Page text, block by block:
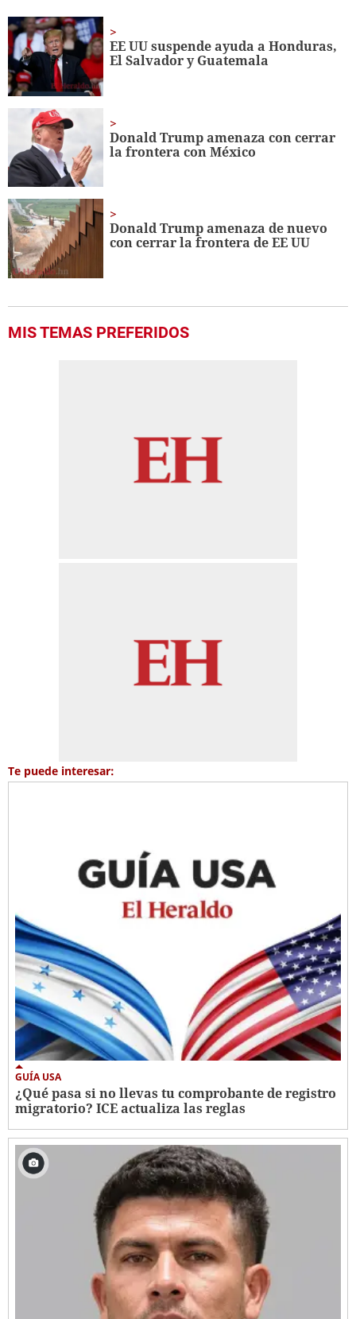
45
seconds
EE UU suspende ayuda a Honduras,
El Salvador y Guatemala
Donald Trump amenaza con cerrar
la frontera con México
Donald Trump amenaza de nuevo
con cerrar la frontera de EE UU
MIS TEMAS PREFERIDOS
Te puede interesar:
GUÍA USA
¿Qué pasa si no llevas tu comprobante de registro
migratorio? ICE actualiza las reglas